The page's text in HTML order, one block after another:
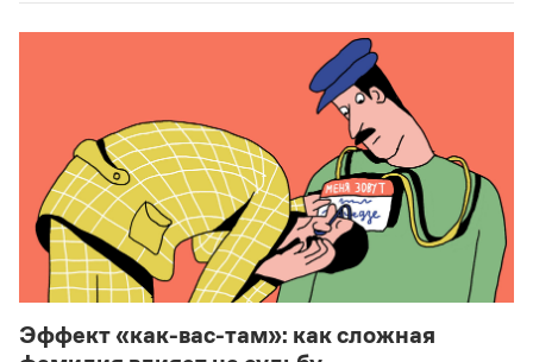
Эффект «как-вас-там»: как сложная